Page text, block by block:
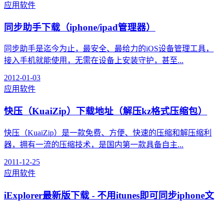
应用软件
同步助手下载（iphone/ipad管理器）
同步助手是迄今为止，最安全、最给力的iOS设备管理工具，
接入手机就能使用，无需在设备上安装守护，甚至...
2012-01-03
应用软件
快压（KuaiZip）下载地址（解压kz格式压缩包）
快压（KuaiZip）是一款免费、方便、快速的压缩和解压缩利
器，拥有一流的压缩技术，是国内第一款具备自主...
2011-12-25
应用软件
iExplorer最新版下载 - 不用itunes即可同步iphone文